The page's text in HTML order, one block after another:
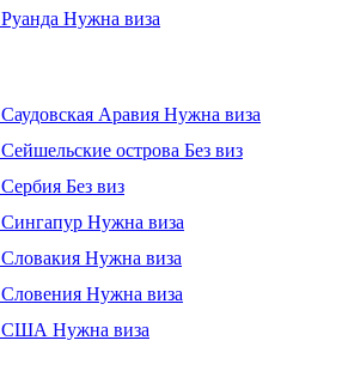
Руанда Нужна виза
Саудовская Аравия Нужна виза
Сейшельские острова Без виз
Сербия Без виз
Сингапур Нужна виза
Словакия Нужна виза
Словения Нужна виза
США Нужна виза